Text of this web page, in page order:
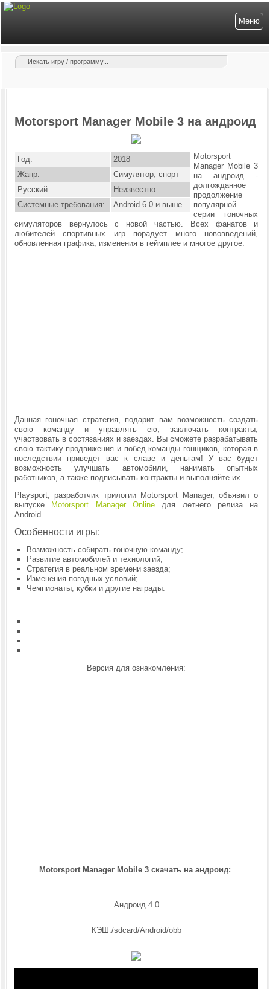
Меню
Motorsport Manager Mobile 3 на андроид
Год:
2018
Жанр:
Симулятор, спорт
Русский:
Неизвестно
Системные требования:
Android 6.0 и выше
Motorsport
Manager Mobile 3
на андроид -
долгожданное
продолжение
популярной
серии гоночных
симуляторов вернулось с новой частью. Всех фанатов и
любителей спортивных игр порадует много нововведений,
обновленная графика, изменения в геймплее и многое другое.
Данная гоночная стратегия, подарит вам возможность создать
свою команду и управлять ею, заключать контракты,
участвовать в состязаниях и заездах. Вы сможете разрабатывать
свою тактику продвижения и побед команды гонщиков, которая в
последствии приведет вас к славе и деньгам! У вас будет
возможность улучшать автомобили, нанимать опытных
работников, а также подписывать контракты и выполняйте их.
Playsport, разработчик трилогии Motorsport Manager, объявил о
выпуске
Motorsport Manager Onlineдля летнего релиза на
Android.
Особенности игры:
Возможность собирать гоночную команду;
Развитие автомобилей и технологий;
Стратегия в реальном времени заезда;
Изменения погодных условий;
Чемпионаты, кубки и другие награды.
Версия для ознакомления:
Motorsport Manager Mobile 3 скачать на андроид:
Андроид 4.0
КЭШ:/sdcard/Android/obb